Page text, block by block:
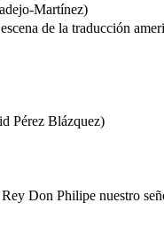
Martínez)
de la traducción
Pérez Blázquez)
Don Philipe nuestro